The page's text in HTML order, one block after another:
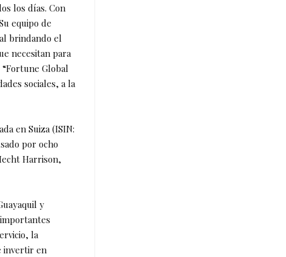
los días. Con
equipo de
brindando el
necesitan para
Global
sociales, a la
en Suiza (ISIN:
por ocho
Harrison,
y
la
invertir en